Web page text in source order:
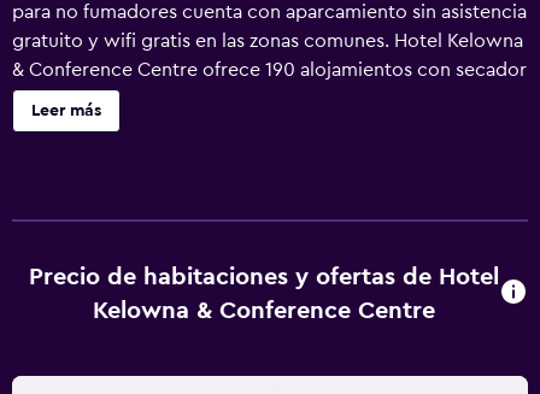
para no fumadores cuenta con aparcamiento sin asistencia
gratuito y wifi gratis en las zonas comunes. Hotel Kelowna
& Conference Centre ofrece 190 alojamientos con secador
de pelo y tabla de planchar con plancha. Las camas están
vestidas con ropa de cama de alta calidad. Se ofrece una
Internet wifi gratis. Los servicios para las personas de
negocios incluyen teléfono con llamadas locales gratuitas
Leer más
Precio de habitaciones y ofertas de Hotel
Kelowna & Conference Centre